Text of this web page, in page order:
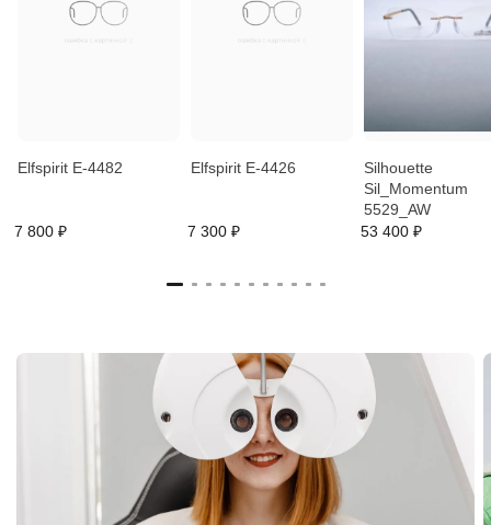
Elfspirit E-4482
7 800 ₽
Elfspirit E-4426
7 300 ₽
Silhouette
Sil_Momentum
5529_AW
53 400 ₽